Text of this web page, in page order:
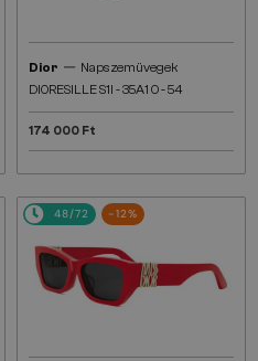
Dior — Napszemüvegek
DIORESILLE S1I - 35A1 O - 54
174 000 Ft
48/72 -12%